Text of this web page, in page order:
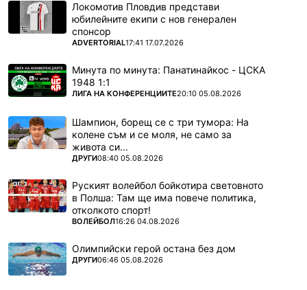
Локомотив Пловдив представи
юбилейните екипи с нов генерален
спонсор
ПОВЕЧЕ ОТ
ADVERTORIAL17:41 17.07.2026
Минута по минута: Панатинайкос - ЦСКА
1948 1:1
ПОВЕЧЕ ОТ
ЛИГА НА КОНФЕРЕНЦИИТЕ20:10 05.08.2026
Шампион, борещ се с три тумора: На
колене съм и се моля, не само за
живота си...
ПОВЕЧЕ ОТ
ДРУГИ08:40 05.08.2026
Руският волейбол бойкотира световното
в Полша: Там ще има повече политика,
отколкото спорт!
ПОВЕЧЕ ОТ
ВОЛЕЙБОЛ16:26 04.08.2026
Олимпийски герой остана без дом
ПОВЕЧЕ ОТ
ДРУГИ06:46 05.08.2026